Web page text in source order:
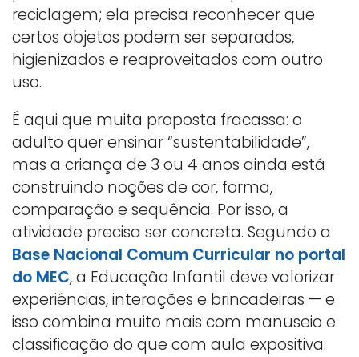
reciclagem; ela precisa reconhecer que
certos objetos podem ser separados,
higienizados e reaproveitados com outro
uso.
É aqui que muita proposta fracassa: o
adulto quer ensinar “sustentabilidade”,
mas a criança de 3 ou 4 anos ainda está
construindo noções de cor, forma,
comparação e sequência. Por isso, a
atividade precisa ser concreta. Segundo a
Base Nacional Comum Curricular no portal
do MEC, a Educação Infantil deve valorizar
experiências, interações e brincadeiras — e
isso combina muito mais com manuseio e
classificação do que com aula expositiva.